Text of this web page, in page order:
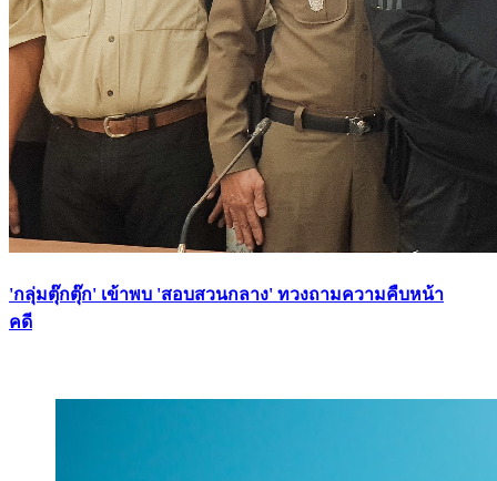
'กลุ่มตุ๊กตุ๊ก' เข้าพบ 'สอบสวนกลาง' ทวงถามความคืบหน้า
คดี